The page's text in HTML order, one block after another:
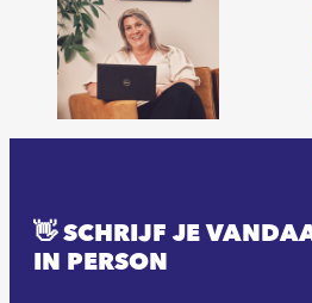
👋 SCHRIJF JE
IN PERSON